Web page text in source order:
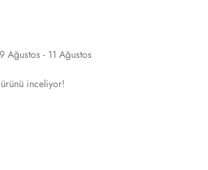
Ağustos - 11 Ağustos
inceliyor!